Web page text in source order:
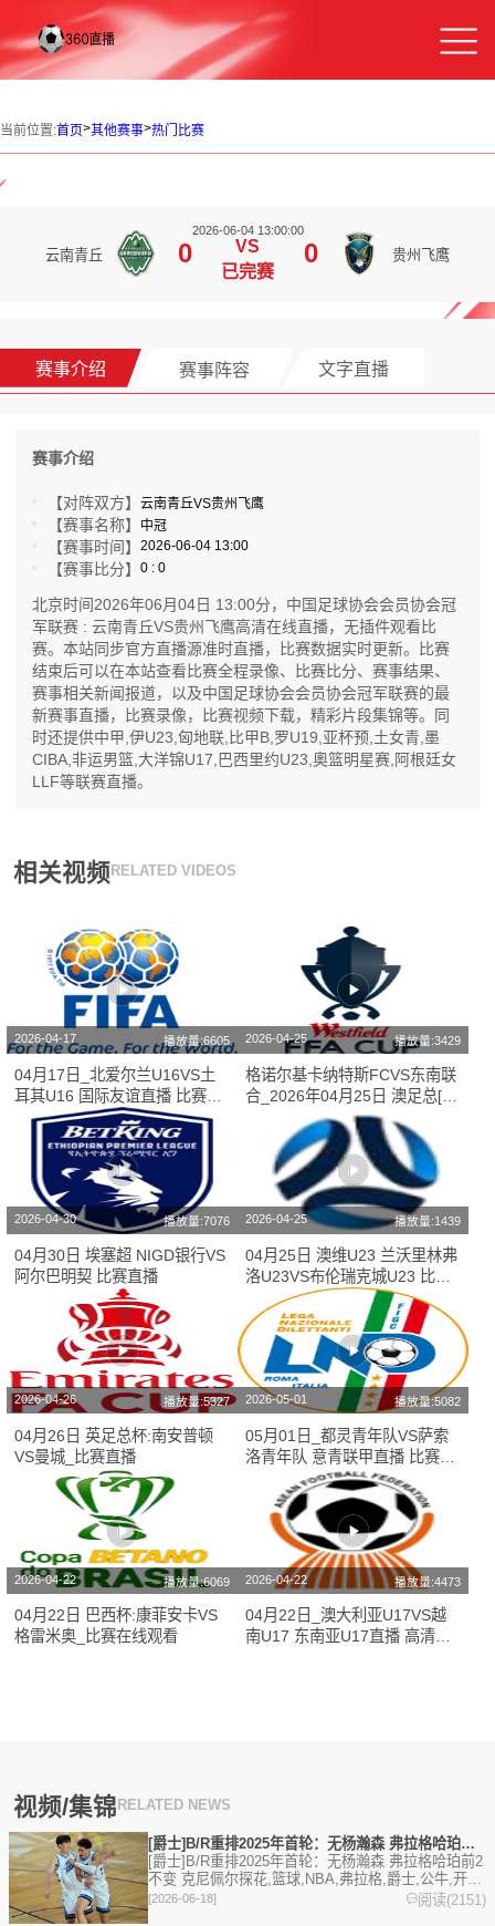
当前位置:首页>其他赛事>热门比赛
云南青丘 0
2026-06-04 13:00:00
VS
已完赛
0 贵州飞鹰
赛事介绍 赛事阵容 文字直播
赛事介绍
【对阵双方】云南青丘VS贵州飞鹰
【赛事名称】 中冠
【赛事时间】2026-06-04 13:00
【赛事比分】0 : 0
北京时间2026年06月04日 13:00分，中国足球协会会员协会冠
军联赛 : 云南青丘VS贵州飞鹰高清在线直播，无插件观看比
赛。本站同步官方直播源准时直播，比赛数据实时更新。比赛
结束后可以在本站查看比赛全程录像、比赛比分、赛事结果、
赛事相关新闻报道，以及中国足球协会会员协会冠军联赛的最
新赛事直播，比赛录像，比赛视频下载，精彩片段集锦等。同
时还提供中甲,伊U23,匈地联,比甲B,罗U19,亚杯预,土女青,墨
CIBA,非运男篮,大洋锦U17,巴西里约U23,奧篮明星赛,阿根廷女
LLF等联赛直播。
相关视频 RELATED VIDEOS
2026-04-17 播放量:6605
04月17日_北爱尔兰U16VS土
耳其U16 国际友谊直播 比赛在
线观看
2026-04-25 播放量:3429
格诺尔基卡纳特斯FCVS东南联
合_2026年04月25日 澳足总[比
2026-04-30 播放量:7076
04月30日 埃塞超 NIGD银行VS
阿尔巴明契 比赛直播
2026-04-25 播放量:1439
04月25日 澳维U23 兰沃里林弗
洛U23VS布伦瑞克城U23 比赛
在线观看
2026-04-26 播放量:5327
04月26日 英足总杯:南安普顿
VS曼城_比赛直播
2026-05-01 播放量:5082
05月01日_都灵青年队VS萨索
洛青年队 意青联甲直播 比赛在
2026-04-22 播放量:6069
04月22日 巴西杯:康菲安卡VS
格雷米奥_比赛在线观看
2026-04-22 播放量:4473
04月22日_澳大利亚U17VS越
南U17 东南亚U17直播 高清直
视频/集锦 RELATED NEWS
[爵士]B/R重排2025年首轮：无杨瀚森 弗拉格哈珀前2不
[爵士]B/R重排2025年首轮：无杨瀚森 弗拉格哈珀前2
不变 克尼佩尔探花,篮球,NBA,弗拉格,爵士,公牛,开拓
者,杨瀚森,太阳,独行侠,马刺,76人,奇才,鹈鹕,篮网,猛
龙,老鹰,雷霆,灰熊,森林狼,热火,魔术,凯尔特人,快船,
[2026-06-18] 阅读(2151)